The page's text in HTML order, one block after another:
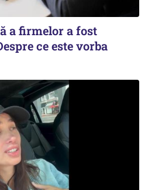
a firmelor a fost
ce este vorba